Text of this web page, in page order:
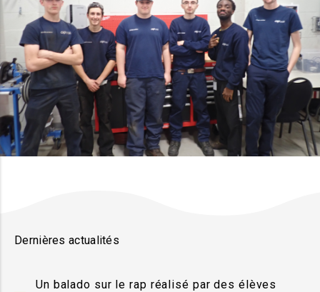
Dernières actualités
Un balado sur le rap réalisé par des élèves